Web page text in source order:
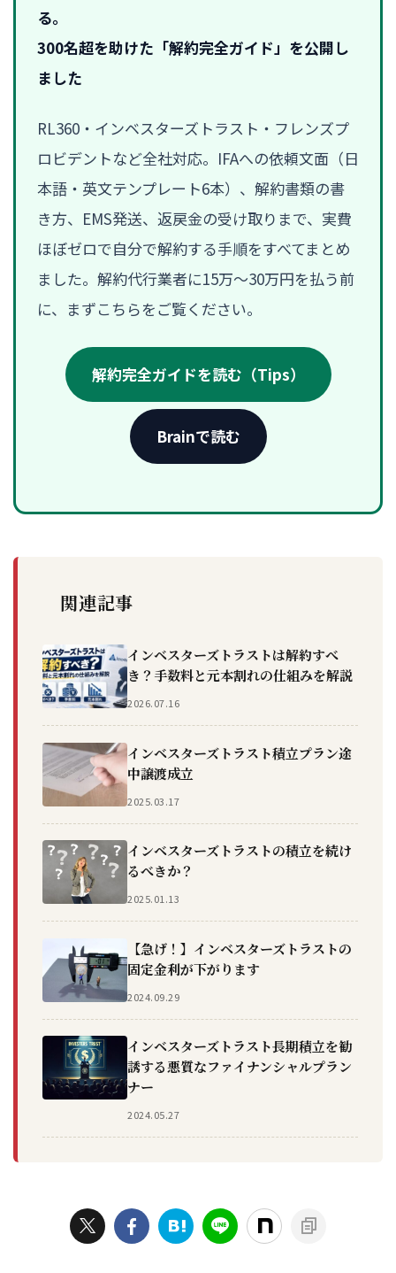
る。
300名超を助けた「解約完全ガイド」を公開し
ました
RL360・インベスターズトラスト・フレンズプ
ロビデントなど全社対応。IFAへの依頼文面（日
本語・英文テンプレート6本）、解約書類の書
き方、EMS発送、返戻金の受け取りまで、実費
ほぼゼロで自分で解約する手順をすべてまとめ
ました。解約代行業者に15万〜30万円を払う前
に、まずこちらをご覧ください。
解約完全ガイドを読む（Tips）
Brainで読む
関連記事
インベスターズトラストは解約すべ
き？手数料と元本割れの仕組みを解説
2026.07.16
インベスターズトラスト積立プラン途
中譲渡成立
2025.03.17
インベスターズトラストの積立を続け
るべきか？
2025.01.13
【急げ！】インベスターズトラストの
固定金利が下がります
2024.09.29
インベスターズトラスト長期積立を勧
誘する悪質なファイナンシャルプラン
ナー
2024.05.27